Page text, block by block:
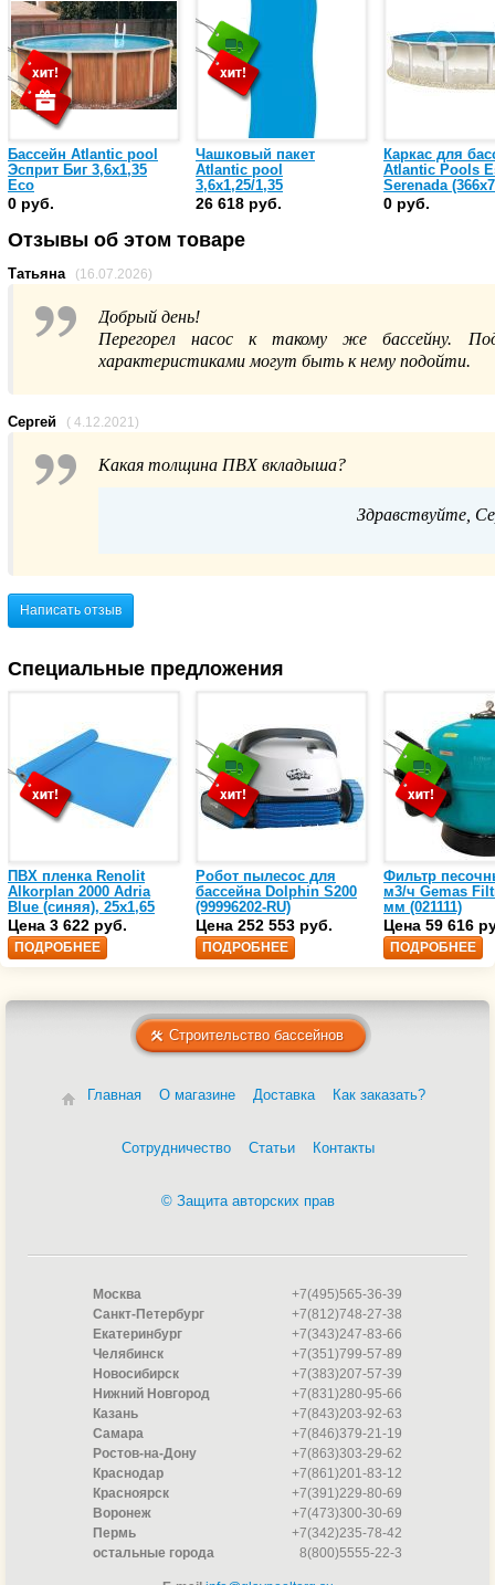
Бассейн Atlantic pool
Эсприт Биг 3,6х1,35
Eco
0 руб.
Чашковый пакет
Atlantic pool
3,6х1,25/1,35
(35120040/LI124820)
26 618 руб.
Каркас для
Atlantic Pools
Serenada
0 руб.
Отзывы об этом товаре
Татьяна (16.07.2026)
Добрый день!
Перегорел насос к такому же бассейну.
характеристиками могут быть к нему подойти.
Сергей ( 4.12.2021)
Какая толщина ПВХ вкладыша?
Здравствуйте,
Написать отзыв
Специальные предложения
ПВХ пленка Renolit
Alkorplan 2000 Adria
Blue (синяя), 25х1,65
(35216203)
Цена 3 622 руб.
ПОДРОБНЕЕ
Робот пылесос для
бассейна Dolphin S200
(99996202-RU)
Цена 252 553 руб.
ПОДРОБНЕЕ
Фильтр
м3/ч Gemas
мм (021111)
Цена 59 616
ПОДРОБНЕЕ
Строительство бассейнов
Главная О магазине Доставка Как заказать?
Сотрудничество Статьи Контакты
© Защита авторских прав
Москва
+7(495)565-36-39
Санкт-Петербург
+7(812)748-27-38
Екатеринбург
+7(343)247-83-66
Челябинск
+7(351)799-57-89
Новосибирск
+7(383)207-57-39
Нижний Новгород
+7(831)280-95-66
Казань
+7(843)203-92-63
Самара
+7(846)379-21-19
Ростов-на-Дону
+7(863)303-29-62
Краснодар
+7(861)201-83-12
Красноярск
+7(391)229-80-69
Воронеж
+7(473)300-30-69
Пермь
+7(342)235-78-42
остальные города
8(800)5555-22-3